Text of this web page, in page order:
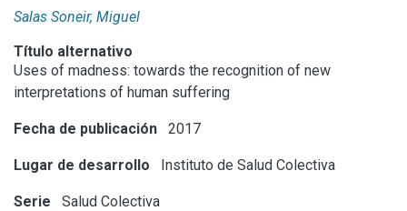
Salas Soneir, Miguel
Título alternativo
Uses of madness: towards the recognition of new
interpretations of human suffering
Fecha de publicación 2017
Lugar de desarrollo Instituto de Salud Colectiva
Serie Salud Colectiva